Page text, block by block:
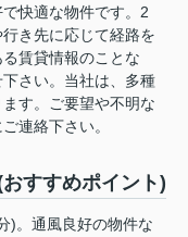
快適な物件です。2
き先に応じて経路を
賃貸情報のことな
さい。当社は、多種
す。ご要望や不明な
連絡下さい。
すすめポイント)
)。通風良好の物件な